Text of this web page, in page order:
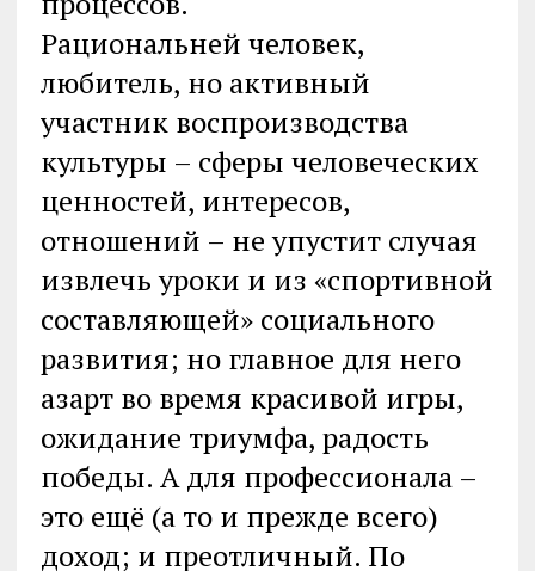
Рациональней человек,
любитель, но активный
участник воспроизводства
культуры – сферы человеческих
ценностей, интересов,
отношений – не упустит случая
извлечь уроки и из «спортивной
составляющей» социального
развития; но главное для него
азарт во время красивой игры,
ожидание триумфа, радость
победы. А для профессионала –
это ещё (а то и прежде всего)
доход; и преотличный. По